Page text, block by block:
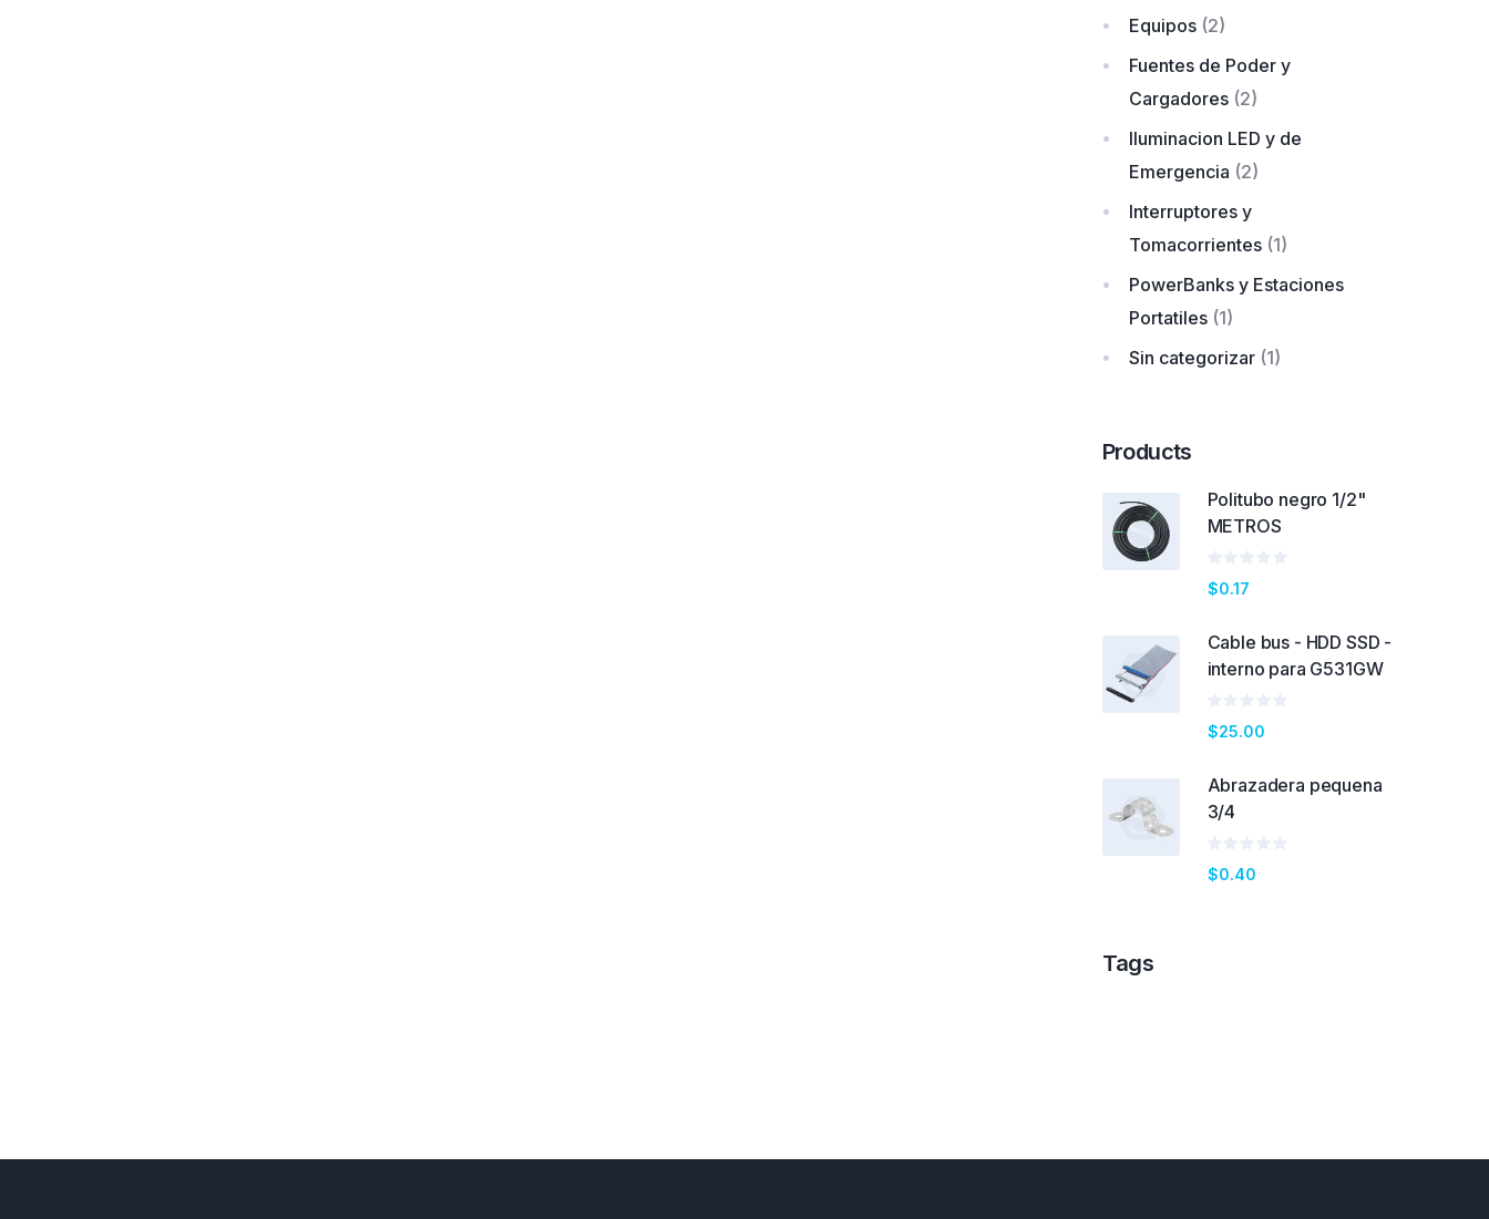
Equipos (2)
Fuentes de Poder y
Cargadores (2)
Iluminacion LED y de
Emergencia (2)
Interruptores y
Tomacorrientes (1)
PowerBanks y Estaciones
Portatiles (1)
Sin categorizar (1)
Products
Politubo negro 1/2"
METROS
Valorado
en
5
$0.17
Cable bus - HDD SSD -
interno para G531GW
Valorado
en
5
$25.00
Abrazadera pequena
3/4
Valorado
en
$0.40
Tags